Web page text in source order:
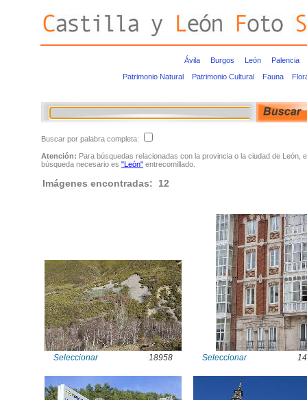
Ávila Burgos León
Palencia
Patrimonio Natural
Patrimonio Cultural Fauna
Buscar por palabra completa:
Atención: Para búsquedas relacionadas con la provincia o la ciudad de León,
búsqueda necesario es "León" entrecomillado.
Imágenes encontradas: 12
Seleccionar 18958 Seleccionar